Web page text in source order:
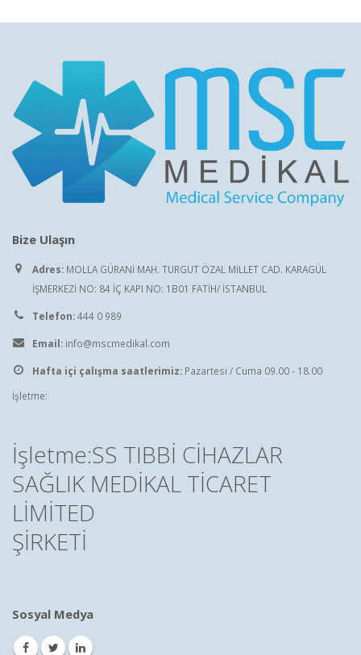
Bize Ulaşın
Adres: MOLLA GÜRANİ MAH. TURGUT ÖZAL MİLLET CAD. KARAGÜL
İŞMERKEZİ NO: 84 İÇ KAPI NO: 1B01 FATİH/ İSTANBUL
Telefon:444 0 989
Email: info@mscmedikal.com
Hafta içi çalışma saatlerimiz: Pazartesi / Cuma 09.00 - 18.00
İşletme:
İşletme:SS TIBBİ CİHAZLAR
SAĞLIK MEDİKAL TİCARET
LİMİTED
ŞİRKETİ
Sosyal Medya